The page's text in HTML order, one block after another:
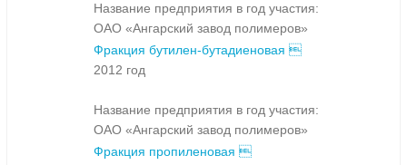
Название предприятия в год участия:
ОАО «Ангарский завод полимеров»
Фракция бутилен-бутадиеновая 
2012 год
Название предприятия в год участия:
ОАО «Ангарский завод полимеров»
Фракция пропиленовая 